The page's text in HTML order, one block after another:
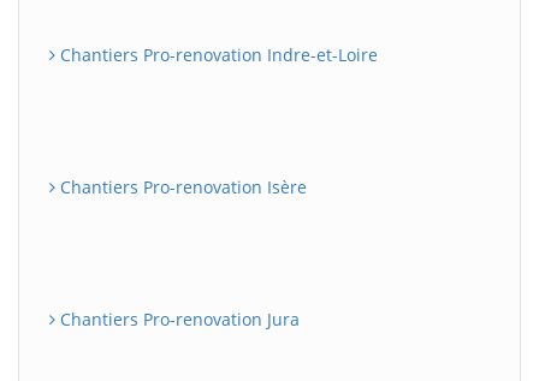
Chantiers Pro-renovation Indre-et-Loire
Chantiers Pro-renovation Isère
Chantiers Pro-renovation Jura